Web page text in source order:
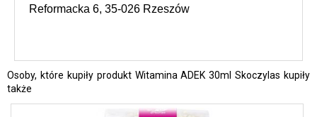
Reformacka 6, 35-026 Rzeszów
Osoby, które kupiły produkt Witamina ADEK 30ml Skoczylas kupiły
także